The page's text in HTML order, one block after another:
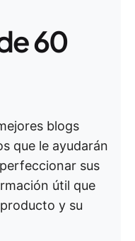
60
blogs
que le ayudarán
sus
útil que
y su